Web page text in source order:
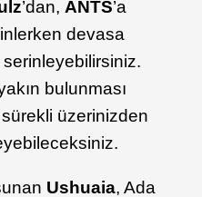
’dan, ANTS’a
devasa
bulunması
üzerinizden
Ushuaia, Ada